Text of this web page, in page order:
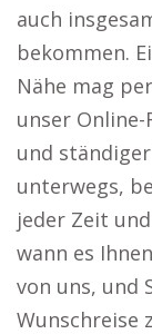
auch
bekommen.
Nähe mag
unser
und
unterwegs,
jeder Zeit
wann es
von uns, und
Wunschreise